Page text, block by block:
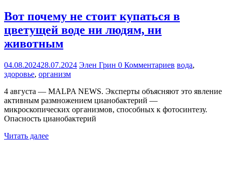
Вот почему не стоит купаться в
цветущей воде ни людям, ни
животным
04.08.202428.07.2024 Элен Грин 0 Комментариев вода,
здоровье, организм
4 августа — MALPA NEWS. Эксперты объясняют это явление
активным размножением цианобактерий —
микроскопических организмов, способных к фотосинтезу.
Опасность цианобактерий
Читать далее